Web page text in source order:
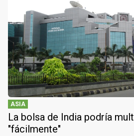
ASIA
La bolsa de India podría
"fácilmente"